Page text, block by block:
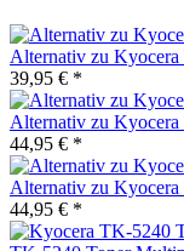
Alternativ zu
39,95 € *
Alternativ zu
44,95 € *
Alternativ zu
44,95 € *